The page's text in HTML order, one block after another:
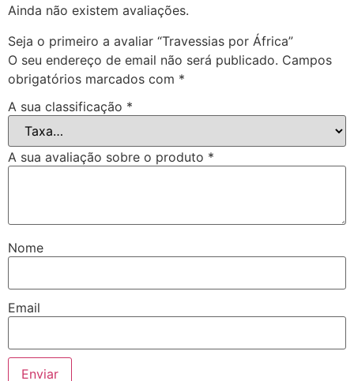
Ainda não existem avaliações.
Seja o primeiro a avaliar “Travessias por África”
O seu endereço de email não será publicado. Campos
obrigatórios marcados com *
A sua classificação *
A sua avaliação sobre o produto *
Nome
Email